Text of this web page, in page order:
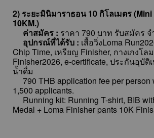
2) ระยะมินิมาราธอน 10 กิโลเมตร
10KM.)
ค่าสมัคร : ราคา 790 บาท รับสมัคร
อุปกรณ์ที่ได้รับ : เสื้อวิ่งLoma
Chip Time, เหรียญ Finisher, กางเกงโล
Finisher2026, e-certificate, ประกันอุบัติ
น้ำดื่ม
790 THB application fee per person
1,500 applicants.
Running kit: Running T-shirt, BIB
Medal + Loma Finisher pants 10K